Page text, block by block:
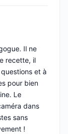
Il ne
recette, il
et à
pour bien
Le
dans
sans
!